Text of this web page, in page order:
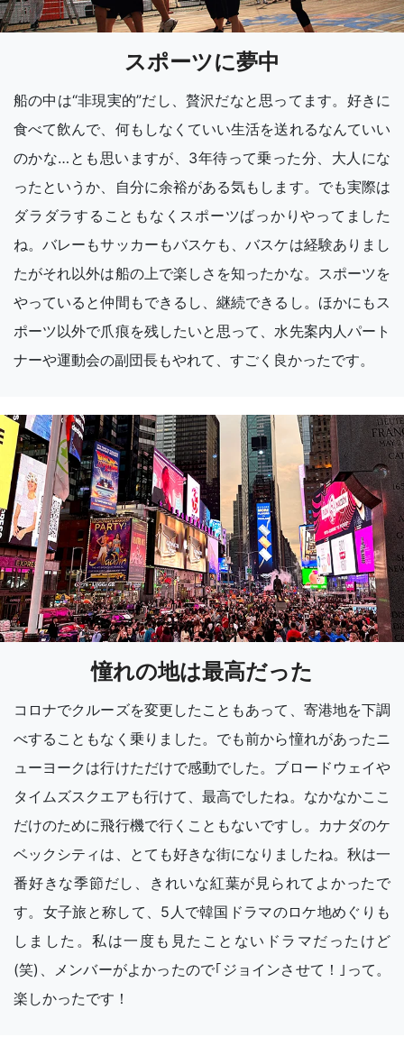
スポーツに夢中
船の中は“非現実的”だし、贅沢だなと思ってます。好きに
食べて飲んで、何もしなくていい生活を送れるなんていい
のかな…とも思いますが、3年待って乗った分、大人にな
ったというか、自分に余裕がある気もします。でも実際は
ダラダラすることもなくスポーツばっかりやってました
ね。バレーもサッカーもバスケも、バスケは経験ありまし
たがそれ以外は船の上で楽しさを知ったかな。スポーツを
やっていると仲間もできるし、継続できるし。ほかにもス
ポーツ以外で爪痕を残したいと思って、水先案内人パート
ナーや運動会の副団長もやれて、すごく良かったです。
憧れの地は最高だった
コロナでクルーズを変更したこともあって、寄港地を下調
べすることもなく乗りました。でも前から憧れがあったニ
ューヨークは行けただけで感動でした。ブロードウェイや
タイムズスクエアも行けて、最高でしたね。なかなかここ
だけのために飛行機で行くこともないですし。カナダのケ
ベックシティは、とても好きな街になりましたね。秋は一
番好きな季節だし、きれいな紅葉が見られてよかったで
す。女子旅と称して、5人で韓国ドラマのロケ地めぐりも
しました。私は一度も見たことないドラマだったけど
(笑)、メンバーがよかったので｢ジョインさせて！｣って。
楽しかったです！